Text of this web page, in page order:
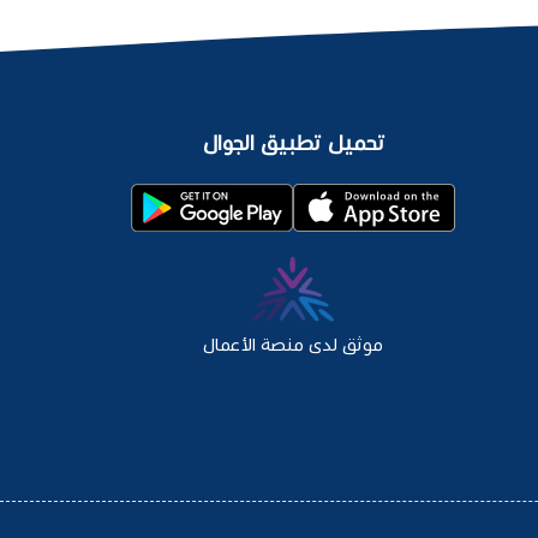
تحميل تطبيق الجوال
موثق لدى منصة الأعمال